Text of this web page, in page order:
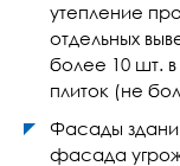
утепление
отдельных
более 10 шт.
плиток (не
Фасады
фасада